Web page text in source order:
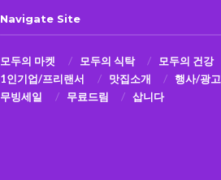
Navigate Site
모두의 마켓 모두의 식탁 모두의 건강
1인기업/프리랜서
맛집소개 행사/광고
무빙세일
무료드림 삽니다